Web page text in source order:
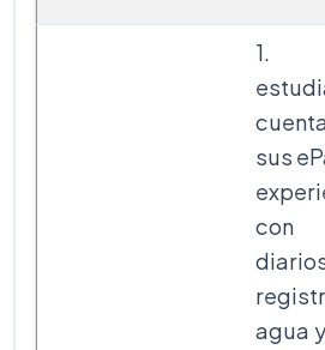
1.
sus
agua